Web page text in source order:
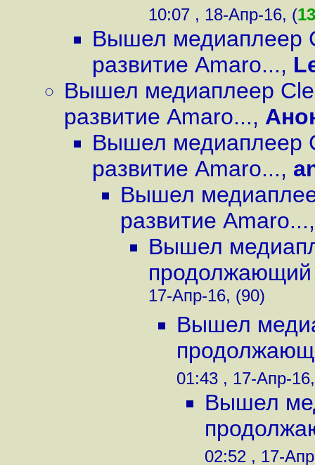
10:07 , 18-Апр-16, (
Вышел медиаплеер
развитие Amaro...,
Вышел медиаплеер
развитие Amaro...,
Вышел медиаплеер
развитие Amaro...,
Вышел
развитие Amaro...
Вышел
продолжающий
17-Апр-16, (90)
Вышел
01:43 , 17-Апр-
Вышел
02:52 , 17-